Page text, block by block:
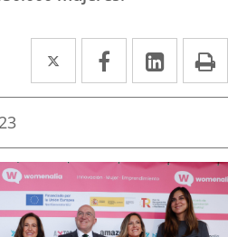
Twitter
Enlace
a
aplicación
externa.
Facebook
Enlace
a
aplicación
externa.
Enlace
a